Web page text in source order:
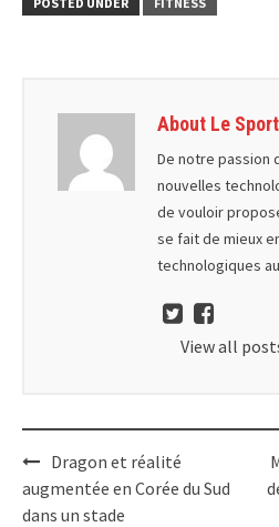
About Le
De notre passion
nouvelles
de vouloir
se fait de mieux
technologiques
View all
Post
navigation
Dragon et réalité
augmentée en Corée du Sud
dans un stade